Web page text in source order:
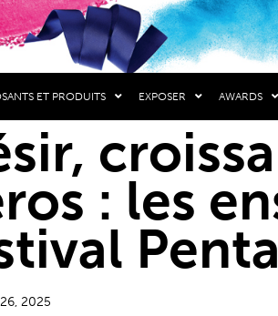
ET PRODUITS EXPOSER AWARDS
: les
2025